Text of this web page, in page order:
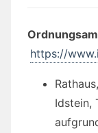
https://
Idstein,